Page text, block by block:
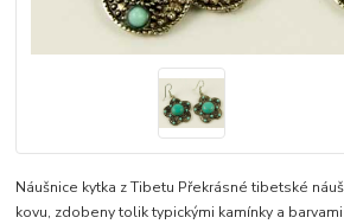
Náušnice kytka z Tibetu Překrásné tibetské
kovu, zdobeny tolik typickými kamínky a